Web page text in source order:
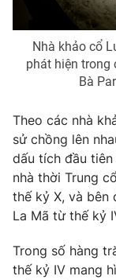
THỜI BÁO VTV
Theo dõi báo trên
Cơ quan chủ quản:
Cơ quan báo chí:
Giấy phép hoạt
cấp ngày 29/12/
Nhà khảo cổ
phát hiện trong
Bà
Theo các nhà
sử chồng lên
dấu tích đầu tiên
nhà thời Trung
thế kỷ X, và bên
La Mã từ thế kỷ
Trong số hàng
thế kỷ IV mang